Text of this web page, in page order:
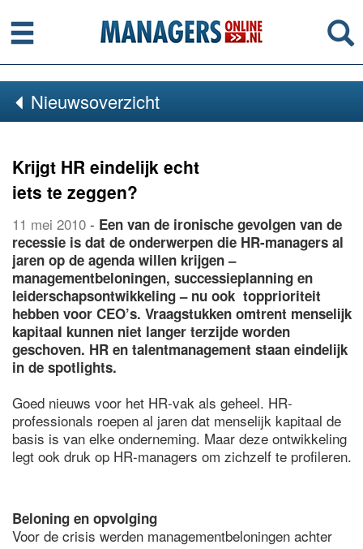
Menu
Nieuwsoverzicht
Krijgt HR eindelijk echt
iets te zeggen?
11 mei 2010 - Een van de ironische gevolgen van de
recessie is dat de onderwerpen die HR-managers al
jaren op de agenda willen krijgen –
managementbeloningen, successieplanning en
leiderschapsontwikkeling – nu ook topprioriteit
hebben voor CEO’s. Vraagstukken omtrent menselijk
kapitaal kunnen niet langer terzijde worden
geschoven. HR en talentmanagement staan eindelijk
in de spotlights.
Goed nieuws voor het HR-vak als geheel. HR-
professionals roepen al jaren dat menselijk kapitaal de
basis is van elke onderneming. Maar deze ontwikkeling
legt ook druk op HR-managers om zichzelf te profileren.
Beloning en opvolging
Voor de crisis werden managementbeloningen achter